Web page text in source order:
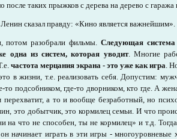
после таких прыжков с дерева на дерево с гаража
сказал правду: «Кино является важнейшим».
потом разобрали фильмы. Следующая
одна из систем, которая уводит. Многие
частота мерцания экрана - это уже как игра.
в жизни, т.е. реализовать себя. Допустим:
то подсобником, где-то дворником, кто где. А
перехватит, а то и вообще безработный, но
это добытчик, это кормилец семьи. И что
что не способен, ты не кормилец» и т.д.
начинает играть в эти игры - многоуровневые